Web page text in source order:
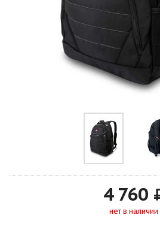
4 760
нет в наличии